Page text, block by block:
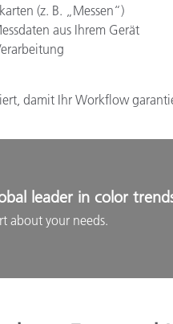
(z. B. „Messen“)
aus Ihrem Gerät
damit Ihr Workflow
leader in color
about your needs.